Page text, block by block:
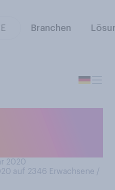
Branchen
2020
auf 2346 Erwachsene /